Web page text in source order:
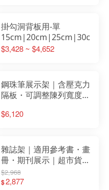
掛勾洞背板用-單
15cm|20cm|25cm|30cm
$3,428 ~ $4,652
鋼珠筆展示架｜含壓克力
隔板・可調整陳列寬度｜
／黑鐵灰｜免工具快速安
$6,120
雜誌架｜適用參考書・畫
冊・期刊展示｜超市貨架
配件｜免工具安裝｜
STEEL鐵製・可調整位置
$2,968
$2,877